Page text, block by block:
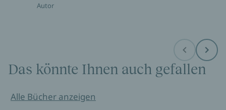
Autor
Before Next
Das könnte Ihnen auch gefallen
Alle Bücher anzeigen